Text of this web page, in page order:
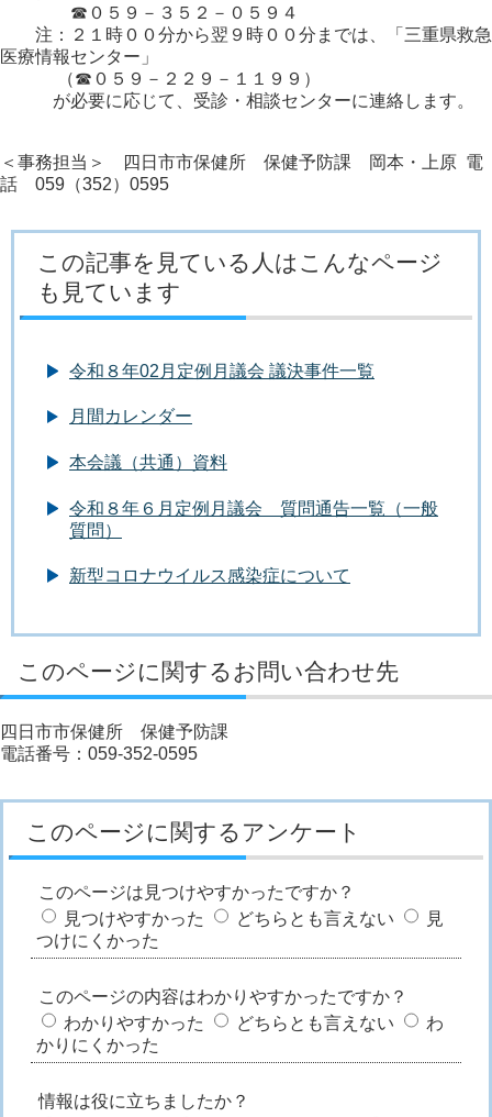
☎０５９－３５２－０５９４
注：２１時００分から翌９時００分までは、「三重県救急
医療情報センター」
（☎０５９－２２９－１１９９）
が必要に応じて、受診・相談センターに連絡します。
＜事務担当＞ 四日市市保健所 保健予防課 岡本・上原 電
話 059（352）0595
この記事を見ている人はこんなページ
も見ています
令和８年02月定例月議会 議決事件一覧
月間カレンダー
本会議（共通）資料
令和８年６月定例月議会 質問通告一覧（一般
質問）
新型コロナウイルス感染症について
このページに関するお問い合わせ先
四日市市保健所 保健予防課
電話番号：059-352-0595
このページに関するアンケート
このページは見つけやすかったですか？
見つけやすかった
どちらとも言えない
見
つけにくかった
このページの内容はわかりやすかったですか？
わかりやすかった
どちらとも言えない
わ
かりにくかった
情報は役に立ちましたか？